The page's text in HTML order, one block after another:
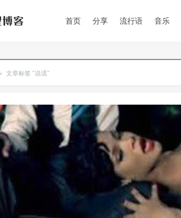
首页 分享 流行语 音乐
› 文章标签 "说谎"